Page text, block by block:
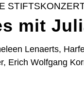
mit
Lenaerts,
Erich Wolfgang